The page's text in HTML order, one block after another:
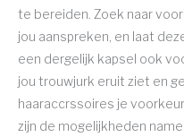
te bereiden. Zoek naar
jou aanspreken, en laat
een dergelijk kapsel ook
jou trouwjurk eruit ziet en
haaraccrssoires je
zijn de mogelijkheden